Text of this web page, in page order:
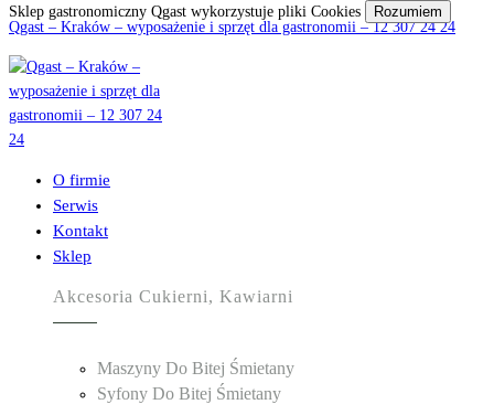
Qgast – Kraków – wyposażenie i sprzęt dla gastronomii – 12 307 24 24
O firmie
Serwis
Kontakt
Sklep
Akcesoria Cukierni, Kawiarni
Maszyny Do Bitej Śmietany
Syfony Do Bitej Śmietany
Sklep gastronomiczny Qgast wykorzystuje pliki Cookies Rozumiem